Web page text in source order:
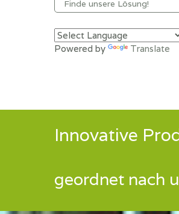
Powered by Translate
Innovative
geordnet nach